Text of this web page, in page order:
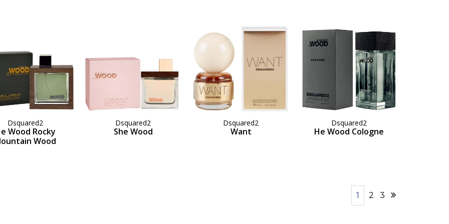
Dsquared2
Wood Rocky
Wood
Dsquared2
She Wood
Dsquared2
Want
Dsquared2
He Wood Cologne
1 2 3